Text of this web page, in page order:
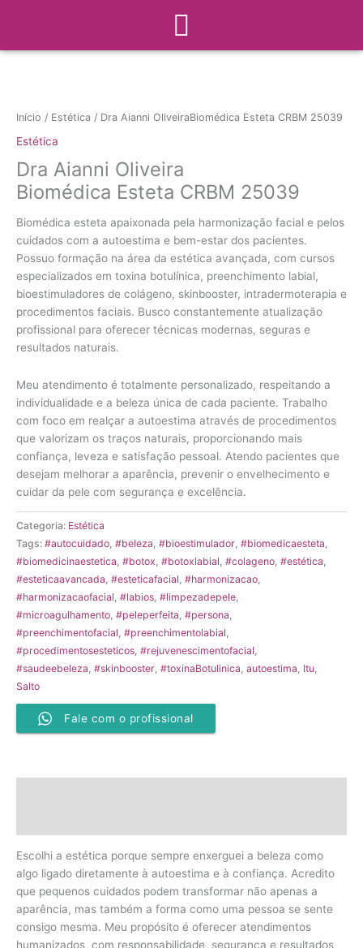
Início / Estética / Dra Aianni OliveiraBiomédica Esteta CRBM 25039
Estética
Dra Aianni Oliveira
Biomédica Esteta CRBM 25039
Biomédica esteta apaixonada pela harmonização facial e pelos
cuidados com a autoestima e bem-estar dos pacientes.
Possuo formação na área da estética avançada, com cursos
especializados em toxina botulínica, preenchimento labial,
bioestimuladores de colágeno, skinbooster, intradermoterapia e
procedimentos faciais. Busco constantemente atualização
profissional para oferecer técnicas modernas, seguras e
resultados naturais.
Meu atendimento é totalmente personalizado, respeitando a
individualidade e a beleza única de cada paciente. Trabalho
com foco em realçar a autoestima através de procedimentos
que valorizam os traços naturais, proporcionando mais
confiança, leveza e satisfação pessoal. Atendo pacientes que
desejam melhorar a aparência, prevenir o envelhecimento e
cuidar da pele com segurança e excelência.
Categoria: Estética
Tags: #autocuidado, #beleza, #bioestimulador, #biomedicaesteta,
#biomedicinaestetica, #botox, #botoxlabial, #colageno, #estética,
#esteticaavancada, #esteticafacial, #harmonizacao,
#harmonizacaofacial, #labios, #limpezadepele,
#microagulhamento, #peleperfeita, #persona,
#preenchimentofacial, #preenchimentolabial,
#procedimentosesteticos, #rejuvenescimentofacial,
#saudeebeleza, #skinbooster, #toxinaBotulinica, autoestima, Itu,
Salto
Fale com o profissional
Escolhi a estética porque sempre enxerguei a beleza como
algo ligado diretamente à autoestima e à confiança. Acredito
que pequenos cuidados podem transformar não apenas a
aparência, mas também a forma como uma pessoa se sente
consigo mesma. Meu propósito é oferecer atendimentos
humanizados, com responsabilidade, segurança e resultados